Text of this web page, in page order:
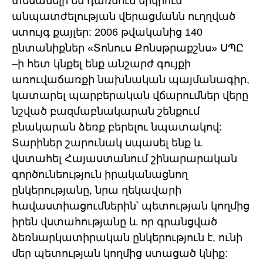
անպատժելության վերացմանն ուղղված
ստույգ քայլեր: 2006 թվականից 140
ընտանիքներ «Տոնուս Քոնսթրաքշնս» ՍՊԸ
–ի հետ կնքել ենք անշարժ գույքի
առուվաճառքի նախնական պայմանագիր,
կատարել պարբերական վճարումներ վերը
նշված բազմաբնակարան շենքում
բնակարան ձեռք բերելու նպատակով:
Տարիներ շարունակ սպասել ենք և
վստահել Հայաստանում շինարարական
գործունեություն իրականացնող
ընկերությանը, նրա ղեկավարի
հավաստիացումներին՝ պետության կողմից
իրեն վստահությանը և որ գրանցված
ձեռնարկատիրական ընկերություն է, ունի
մեր պետության կողմից ստացած կնիք: